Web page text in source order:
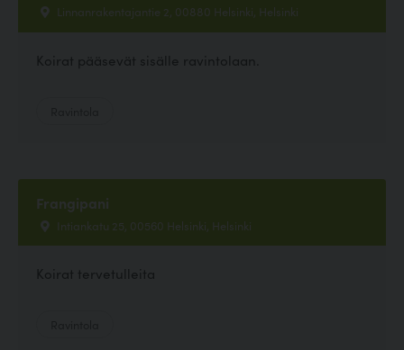
Linnanrakentajantie 2, 00880 Helsinki, Helsinki
Koirat pääsevät sisälle ravintolaan.
Frangipani
Intiankatu 25, 00560 Helsinki, Helsinki
Koirat tervetulleita